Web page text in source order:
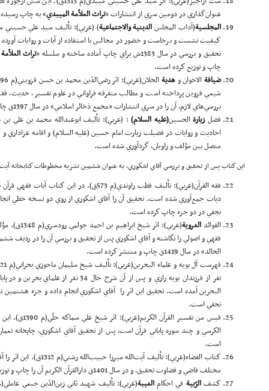
عنوان‌گذاري در دومين سري از انتشارات «تراثالعلاّمة الميبدي» به چاپ
المجلسية(آداب المجلسالدينيةوالاجتماعية) (عربي): تأليف سيد علي حسيني
كيفيت نشست و برخاست و حضور در مجالس با استفاده از آيات و روايات
تحقيق و بررسي در سال 1383ش براي چاپ آماده ساخته و سلسله «
تراثالعلاّ
چاپ و توزيع كرده است.
ضيافةالاخوان وهدية
شيعي قزوين پرداخته است و مطالب متفرقه فراواني در علوم تفسير، حديث،
بررسي‌هاي لازم، آن را در سري انتشارات «مجمع ذخائر اسلامي» در سال 1397ق چاپ و منتشر كرده است.
فضلزيارةالحسين(علیه السلام)
احاديث و روايات در فضيلت زيارت امام حسين (علیه السلام) و اقامه
متصل بين مؤلف و راويان، گردآوري شده است.
اين كتاب پس از تحقيق و بررسي آقاي اشكوري، به عنوان ششمين نشريه مخطوطات كتاب­خانه
فقه القرآن(عربي): تأليف قطب راوندي(م 573ق). در
ديات جمع‌آوري شده است. تحقيق آن را آقاي اشكوري از روي دو نسخه خطي
نجفي در دو جزء چاپ كرده است.
الفوائدالغروية
(عربي): اثر
فقهي و اصولي را نگاشته و آقاي اشكوري پس از تحقيق و بررسي آن را در رديف
الخالد» در سال 1419ق چاپ و منتشر كرده است.
نفر از فرزندان بويه رازي و پس از آن شرح
البحرين آمده است. تحقيق اين اثر را ‌ آقاي اشكوري انجام داده و جزء
نجفي است.
قبس من تفسير القرآن الكريم(عربي): اثر شيخ علي سماكه حلّي(م 1390ق). اين تفسير مختصر كه شامل سوره‌هاي حمد،
است.
كتاب القضاء(عربي): تأليف
مختلف قاضي و قضاوت تحقيق، و در سال 1401ق دارالقرآن الكريم آن را چاپ و توزيع كرده است.
كشفالرّبية في احكامالغيبة